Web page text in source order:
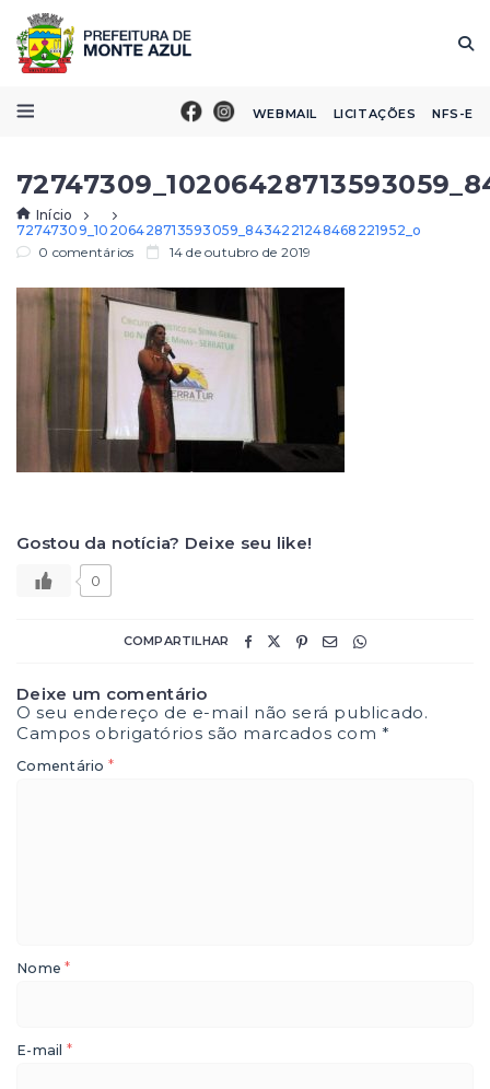
WEBMAIL LICITAÇÕES NFS-E
Início
72747309_10206428713593059_8434221248468221952_o
0 comentários
14 de outubro de 2019
Gostou da notícia? Deixe seu like!
0
COMPARTILHAR
Deixe um comentário
O seu endereço de e-mail não será publicado.
Campos obrigatórios são marcados com*
Comentário *
Nome*
E-mail *